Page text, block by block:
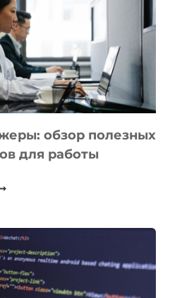
обзор полезных
для работы